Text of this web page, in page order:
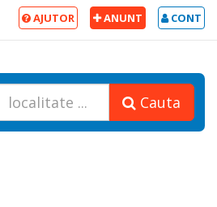
CONT
ANUNT
AJUTOR
Cauta